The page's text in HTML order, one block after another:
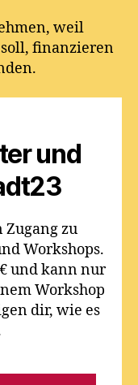
weil
finanzieren
und
zu
Workshops.
und kann nur
Workshop
dir, wie es